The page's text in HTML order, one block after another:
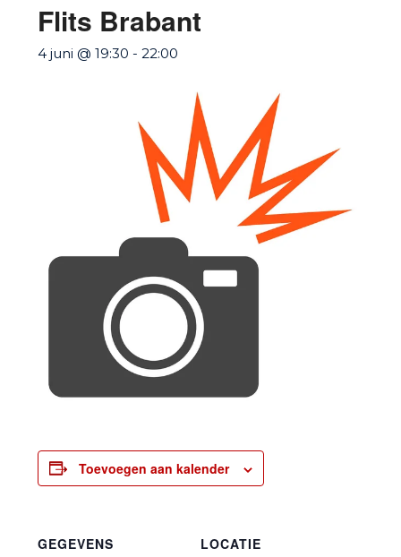
Flits Brabant
4 juni @ 19:30 -22:00
Toevoegen aan kalender
GEGEVENS
LOCATIE